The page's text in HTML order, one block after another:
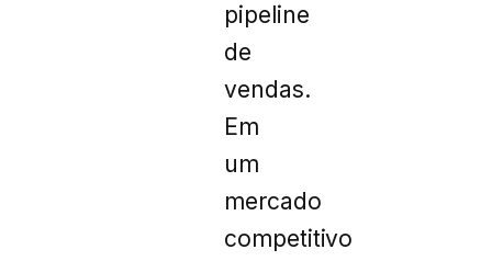
pipeline
de
vendas.
Em
um
mercado
competitivo